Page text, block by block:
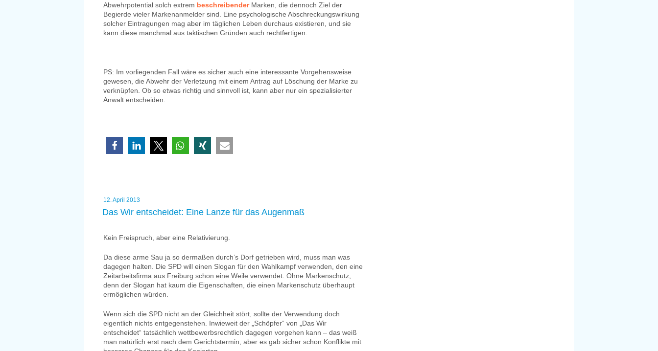
Abwehrpotential solch extrem beschreibenderMarken, die dennoch Ziel der
Begierde vieler Markenanmelder sind. Eine psychologische Abschreckungswirkung
solcher Eintragungen mag aber im täglichen Leben durchaus existieren, und sie
kann diese manchmal aus taktischen Gründen auch rechtfertigen.
PS: Im vorliegenden Fall wäre es sicher auch eine interessante Vorgehensweise
gewesen, die Abwehr der Verletzung mit einem Antrag auf Löschung der Marke zu
verknüpfen. Ob so etwas richtig und sinnvoll ist, kann aber nur ein spezialisierter
Anwalt entscheiden.
Veröffentlicht
am
12. April 2013
Das Wir entscheidet: Eine Lanze für das Augenmaß
Kein Freispruch, aber eine Relativierung.
Da diese arme Sau ja so dermaßen durch’s Dorf getrieben wird, muss man was
dagegen halten. Die SPD will einen Slogan für den Wahlkampf verwenden, den eine
Zeitarbeitsfirma aus Freiburg schon eine Weile verwendet. Ohne Markenschutz,
denn der Slogan hat kaum die Eigenschaften, die einen Markenschutz überhaupt
ermöglichen würden.
Wenn sich die SPD nicht an der Gleichheit stört, sollte der Verwendung doch
eigentlich nichts entgegenstehen. Inwieweit der „Schöpfer“ von „Das Wir
entscheidet“ tatsächlich wettbewerbsrechtlich dagegen vorgehen kann – das weiß
man natürlich erst nach dem Gerichtstermin, aber es gab sicher schon Konflikte mit